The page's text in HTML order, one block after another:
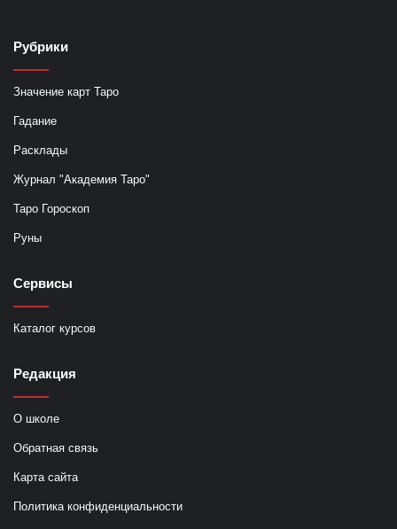
Рубрики
Значение карт Таро
Гадание
Расклады
Журнал "Академия Таро"
Таро Гороскоп
Руны
Сервисы
Каталог курсов
Редакция
О школе
Обратная связь
Карта сайта
Политика конфиденциальности